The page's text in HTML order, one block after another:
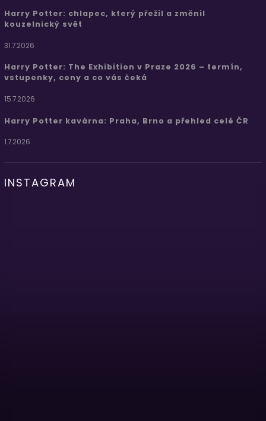
Harry Potter: chlapec, který přežil a změnil
kouzelnický svět
31.7.2026
Harry Potter: The Exhibition v Praze 2026 – termín,
vstupenky, ceny a co vás čeká
15.7.2026
Harry Potter kavárna: Praha, Brno a přehled celé ČR
1.7.2026
INSTAGRAM